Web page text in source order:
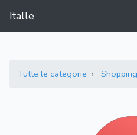
Italle
Tutte le categorie